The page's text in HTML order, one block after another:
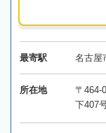
最寄駅 名古屋
所在地
〒464-
下407